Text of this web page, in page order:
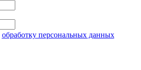
обработку персональных данных